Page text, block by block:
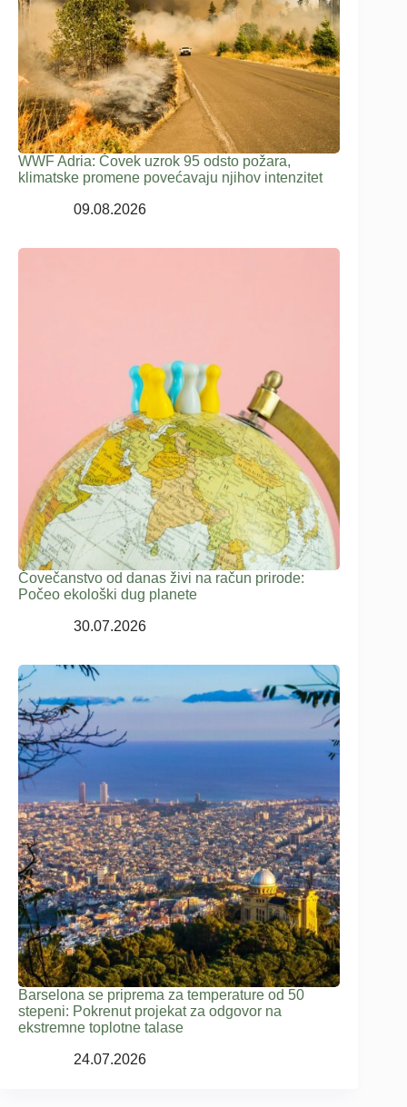
WWF Adria: Čovek uzrok 95 odsto požara,
klimatske promene povećavaju njihov intenzitet
09.08.2026
Čovečanstvo od danas živi na račun prirode:
Počeo ekološki dug planete
30.07.2026
Barselona se priprema za temperature od 50
stepeni: Pokrenut projekat za odgovor na
ekstremne toplotne talase
24.07.2026